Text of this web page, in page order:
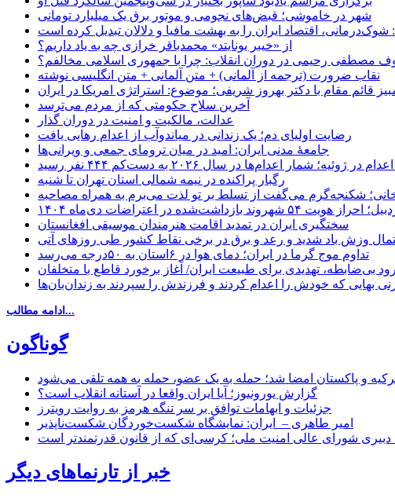
شهر در خاموشی؛ قبض‌های نجومی و موتور برق یک میلیارد تومانی
اقتصاد ایران را به بهشت مافیا و دلالان تبدیل کرده است
از «خیبر یونایتد» محمدباقر خرازی چه به یاد داریم؟
مصطفی رحیمی در دوران انقلاب: چرا با جمهوری اسلامی مخالفم؟
نقاب ضرورت (ترجمه از آلمانی) + متن آلمانی + متن انگلیسی نوشته
قائم مقام با دکتر بهروز شریفی؛ موضوع: استراتژی امریکا در ایران
آخرین سلاح حکومتی که از مردم می‌ترسد
عدالت، مالکیت و امنیت در دوران گذار
رضایت اولیای دم؛ یک زندانی در میاندوآب از اعدام رهایی یافت
جامعهٔ مدنی ایران: امید در میان ترومای جمعی و ویرانی‌ها
رگبار پراکنده در نیمه شمالی استان تهران تا شنبه
شکنجه‌گرم می‌گفت از تسلط بر تو لذت می‌برم به همراه مصاحبه
۵۴ شهروند بازداشت‌شده در اعتراضات دی‌ماه ۱۴۰۴
سختگیری ایران در تمدید اقامت هنرمندان موسیقی افغانستان
وزش باد شدید و رعد و برق در برخی نقاط کشور طی روزهای آتی
تداوم موج گرما در ایران؛ دمای هوا در ۶استان به ۵۰درجه می‌رسد
بی‌ضابطه، تهدیدی برای طبیعت ایران/ آغاز برخورد قاطع با متخلفان
زنی بهایی که خودش را اعدام کردند و فرزندش را سپردند به زندان‌بان‌ها
ادامه مطالب...
گوناگون
و پاکستان امضا شد؛ حمله به یک عضو، حمله به همه تلقی می‌شود
گزارش یورونیوز؛ آیا ایران واقعا در آستانه انقلاب است؟
جزئیات و ابهامات توافق بر سر تنگه هرمز به روایت رویترز
امیر طاهری – ایران: نمایشگاه شکست‌خوردگان شکست‌ناپذیر
دبیری شورای عالی امنیت ملی؛ کرسی‌ای که از قانون قدرتمندتر است
خبر از تارنماهای دیگر